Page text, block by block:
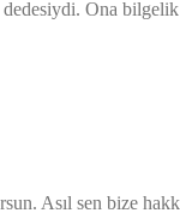
Ona
Asıl sen bize